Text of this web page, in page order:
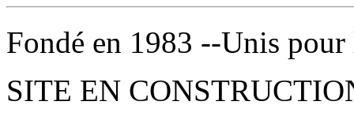
Fondé en 1983 --Unis
SITE EN